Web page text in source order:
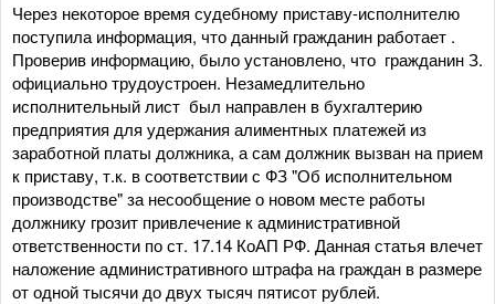
Через некоторое время судебному приставу-исполнителю
поступила информация, что данный гражданин работает .
Проверив информацию, было установлено, что гражданин З.
официально трудоустроен. Незамедлительно
исполнительный лист был направлен в бухгалтерию
предприятия для удержания алиментных платежей из
заработной платы должника, а сам должник вызван на прием
к приставу, т.к. в соответствии с ФЗ "Об исполнительном
производстве" за несообщение о новом месте работы
должнику грозит привлечение к административной
ответственности по ст. 17.14 КоАП РФ. Данная статья влечет
наложение административного штрафа на граждан в размере
от одной тысячи до двух тысяч пятисот рублей.